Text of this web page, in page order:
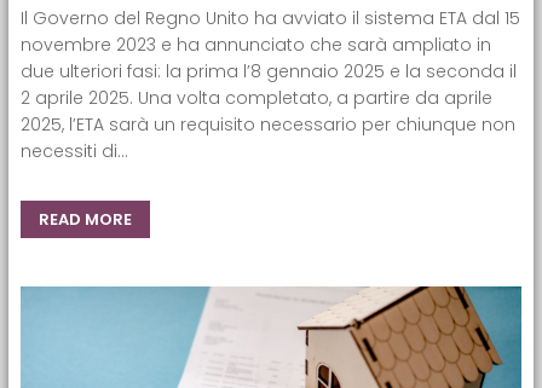
Il Governo del Regno Unito ha avviato il sistema ETA dal 15
novembre 2023 e ha annunciato che sarà ampliato in
due ulteriori fasi: la prima l’8 gennaio 2025 e la seconda il
2 aprile 2025. Una volta completato, a partire da aprile
2025, l’ETA sarà un requisito necessario per chiunque non
necessiti di...
READ MORE